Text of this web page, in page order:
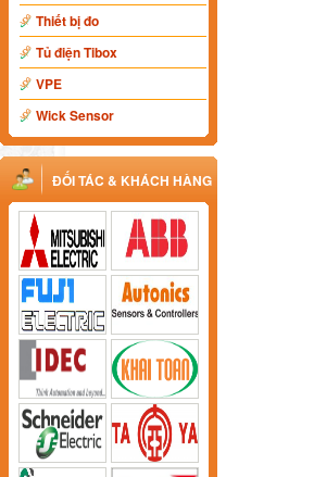
Thiết bị đo
Tủ điện Tibox
VPE
Wick Sensor
ĐỐI TÁC & KHÁCH HÀNG